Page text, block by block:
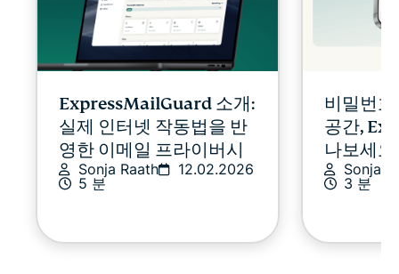
ExpressMailGuard 소개:
실제 인터넷 작동법을 반
영한 이메일 프라이버시
Sonja Raath
12.02.2026
5 분
비밀번
공간,
나보세요
Sonja
3 분